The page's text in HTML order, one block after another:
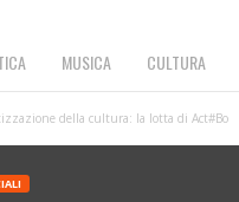
MUSICA CULTURA
della cultura: la lotta di Act#Bo